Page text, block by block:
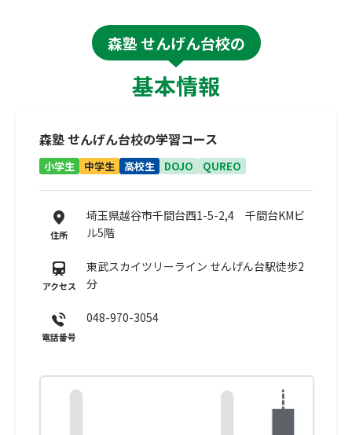
森塾 せんげん台校の
基本情報
森塾 せんげん台校の学習コース
小学生 中学生 高校生 DOJO QUREO
住所
埼玉県越谷市千間台西1-5-2,4 千間台KMビ
ル5階
アクセス
東武スカイツリーライン せんげん台駅徒歩2
分
電話番号
048-970-3054